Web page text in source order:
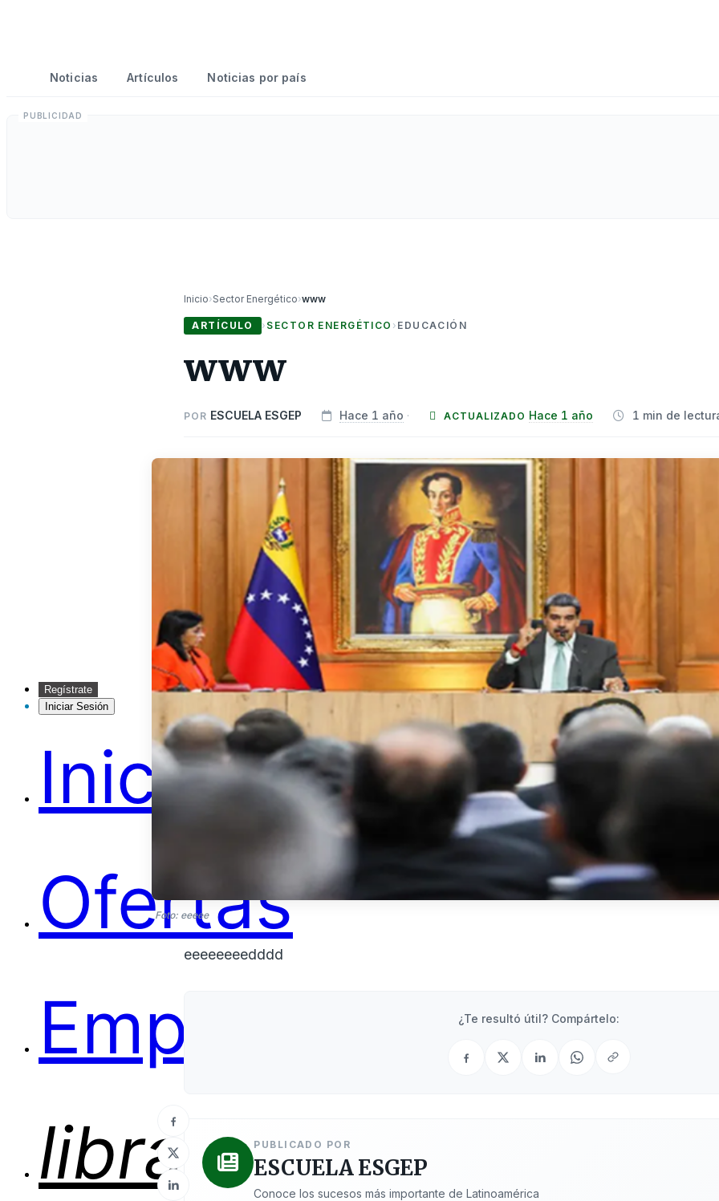
Inicio
Ofertas
Empleos
library_books
Cursos
Noticias Artículos Noticias por país
Inicio›Sector Energético›www
ARTÍCULO › SECTOR ENERGÉTICO › EDUCACIÓN
www
POR ESCUELA ESGEP Hace 1 año · ACTUALIZADO Hace 1 año 1 min de
Foto: eeeee
eeeeeeeedddd
¿Te resultó útil? Compártelo:
PUBLICADO POR
ESCUELA ESGEP
Conoce los sucesos más importante de Latinoamérica